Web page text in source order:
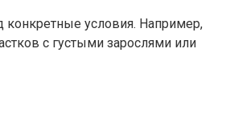
условия. Например,
с густыми зарослями или